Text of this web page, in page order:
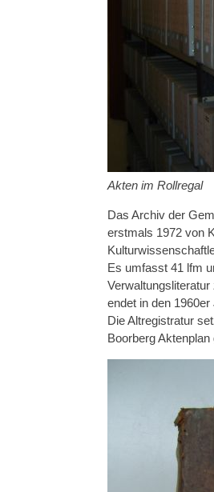
Akten im Rollregal
Das Archiv der
erstmals 1972 von
Es umfasst 41 lfm
endet in den 1960er
Die Altregistratur
Boorberg